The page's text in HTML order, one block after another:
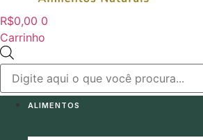
R$0,00 0
Carrinho
produtos
ALIMENTOS